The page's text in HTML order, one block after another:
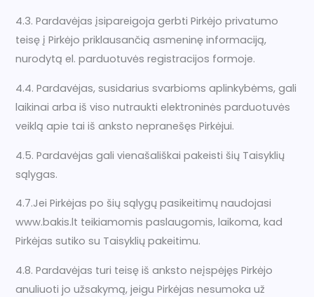
4.3. Pardavėjas įsipareigoja gerbti Pirkėjo privatumo
teisę į Pirkėjo priklausančią asmeninę informaciją,
nurodytą el. parduotuvės registracijos formoje.
4.4. Pardavėjas, susidarius svarbioms aplinkybėms, gali
laikinai arba iš viso nutraukti elektroninės parduotuvės
veiklą apie tai iš anksto nepranešęs Pirkėjui.
4.5. Pardavėjas gali vienašališkai pakeisti šių Taisyklių
sąlygas.
4.7.Jei Pirkėjas po šių sąlygų pasikeitimų naudojasi
www.bakis.lt teikiamomis paslaugomis, laikoma, kad
Pirkėjas sutiko su Taisyklių pakeitimu.
4.8. Pardavėjas turi teisę iš anksto neįspėjęs Pirkėjo
anuliuoti jo užsakymą, jeigu Pirkėjas nesumoka už